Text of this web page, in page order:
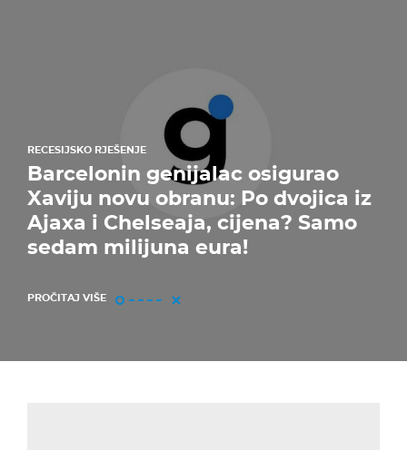
RECESIJSKO RJEŠENJE
Barcelonin genijalac osigurao
Xaviju novu obranu: Po dvojica iz
Ajaxa i Chelseaja, cijena? Samo
sedam milijuna eura!
PROČITAJ VIŠE